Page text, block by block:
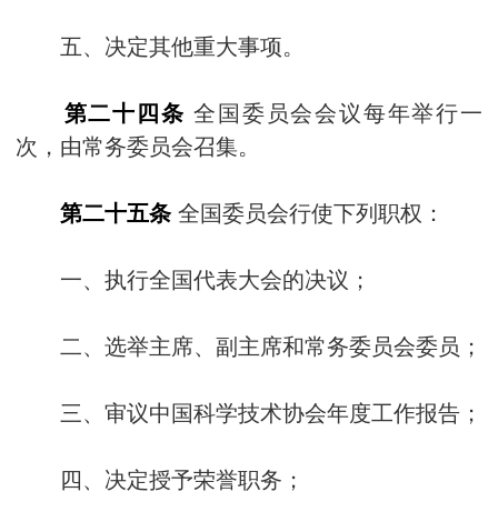
五、决定其他重大事项。
第二十四条 全国委员会会议每年举行一
次，由常务委员会召集。
第二十五条 全国委员会行使下列职权：
一、执行全国代表大会的决议；
二、选举主席、副主席和常务委员会委员；
三、审议中国科学技术协会年度工作报告；
四、决定授予荣誉职务；